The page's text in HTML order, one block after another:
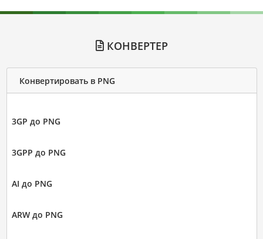
КОНВЕРТЕР
Конвертировать в PNG
3GP до PNG
3GPP до PNG
AI до PNG
ARW до PNG